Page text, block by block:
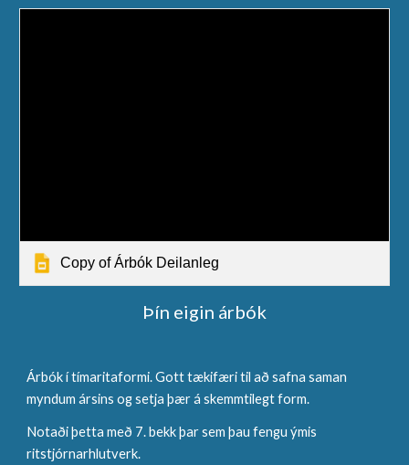
Copy of Árbók Deilanleg
Þín eigin árbók
Árbók í tímaritaformi. Gott tækifæri til að safna saman
myndum ársins og setja þær á skemmtilegt form.
Notaði þetta með 7. bekk þar sem þau fengu ýmis
ritstjórnarhlutverk.